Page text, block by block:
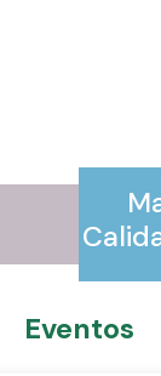
Eventos